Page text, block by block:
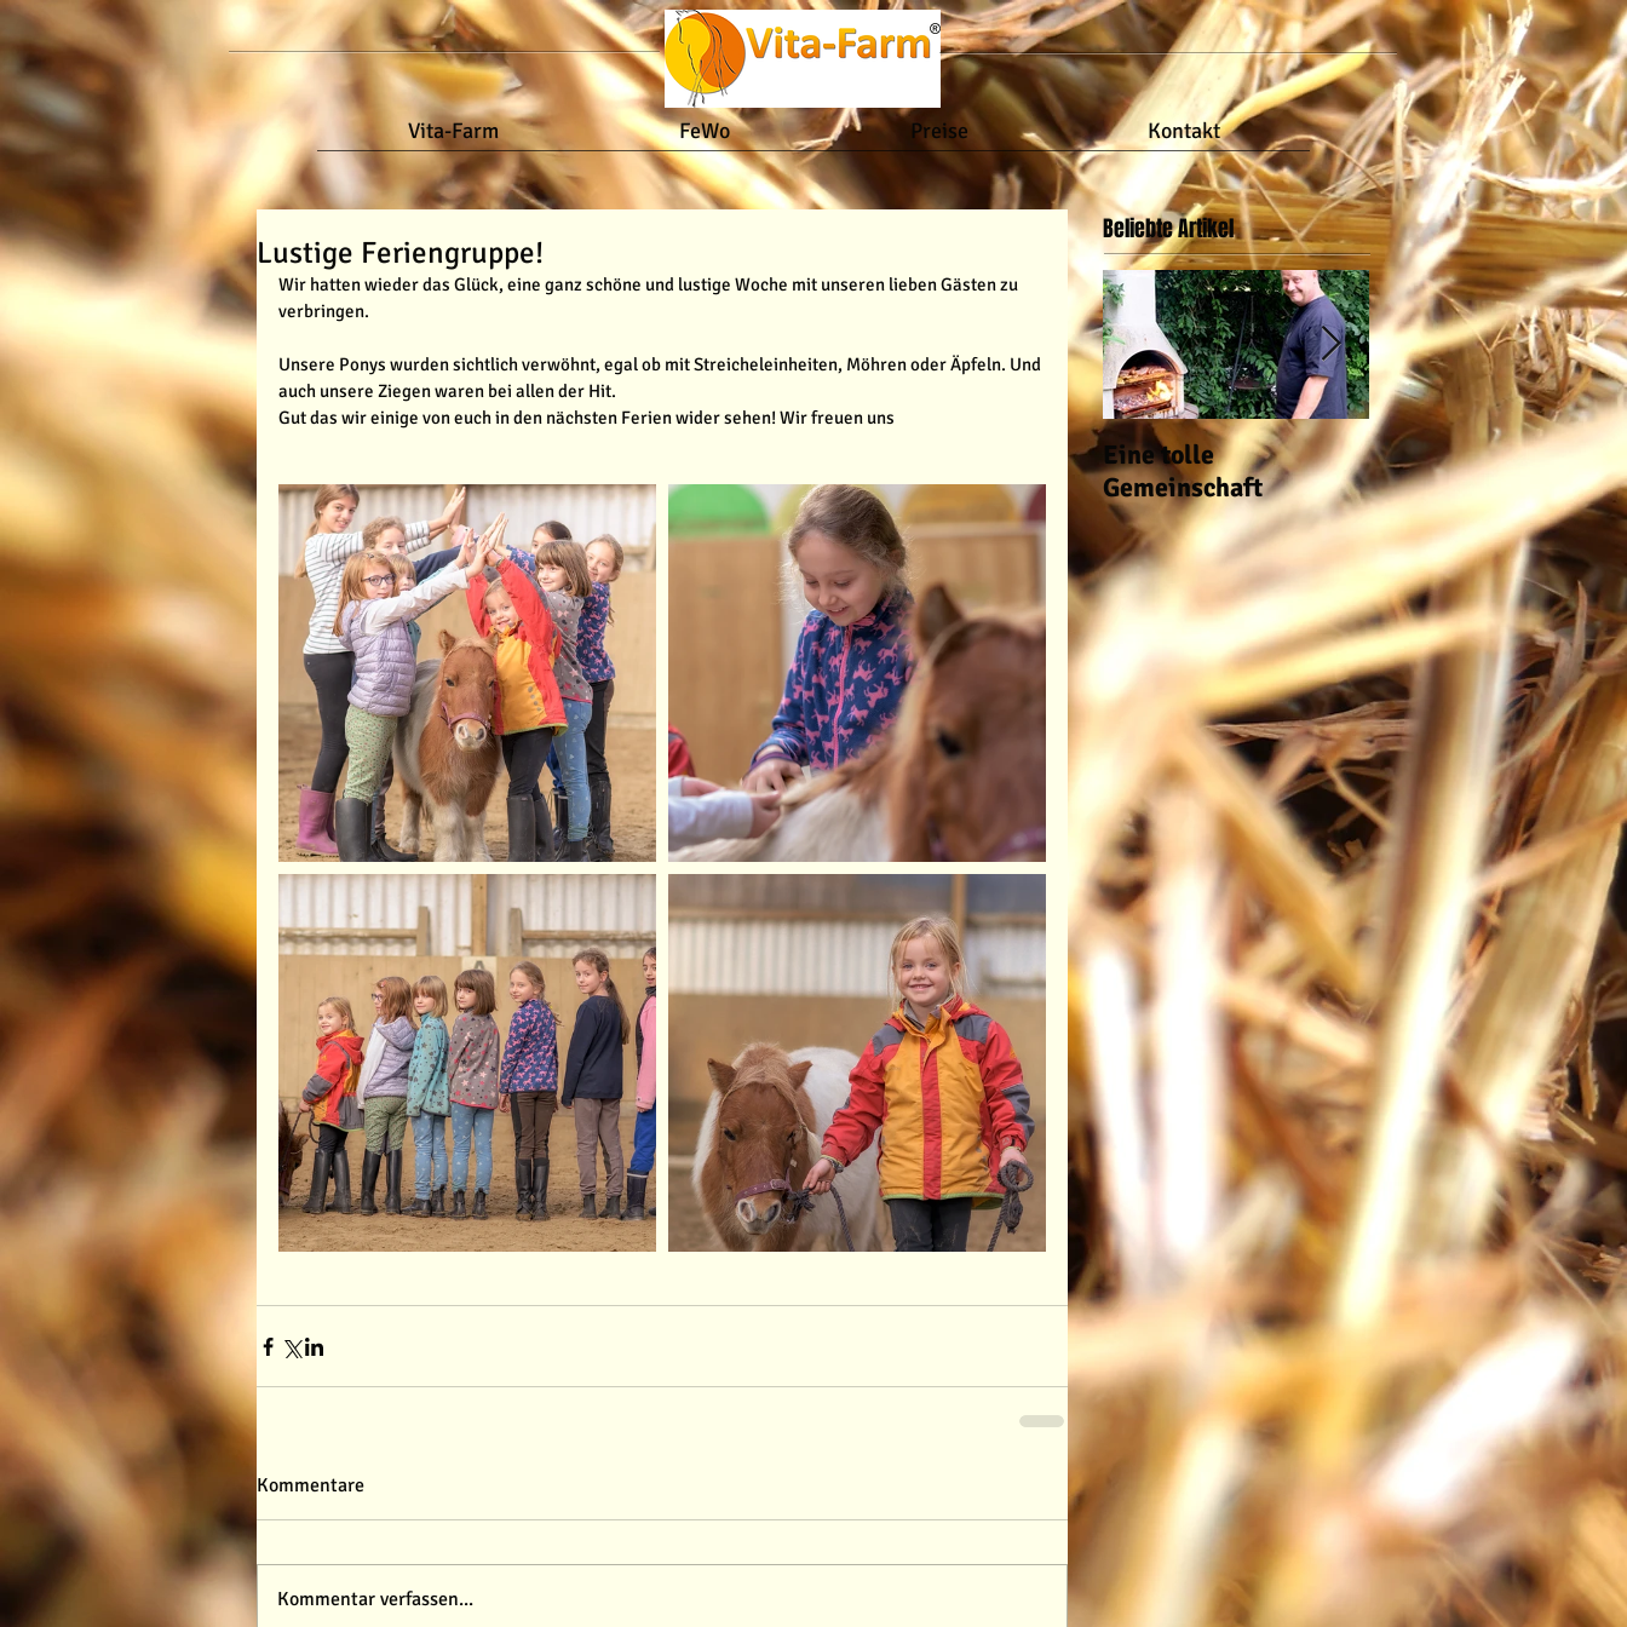
Vita-Farm FeWo Preise Kontakt
Lustige Feriengruppe!
Wir hatten wieder das Glück, eine ganz schöne und lustige Woche mit unseren lieben Gästen zu
verbringen.
Unsere Ponys wurden sichtlich verwöhnt, egal ob mit Streicheleinheiten, Möhren oder Äpfeln. Und
auch unsere Ziegen waren bei allen der Hit.
Gut das wir einige von euch in den nächsten Ferien wider sehen! Wir freuen uns
Kommentare
Kommentar verfassen...
Beliebte Artikel
Eine tolle
Gemeinschaft
auch im Garten ist
los